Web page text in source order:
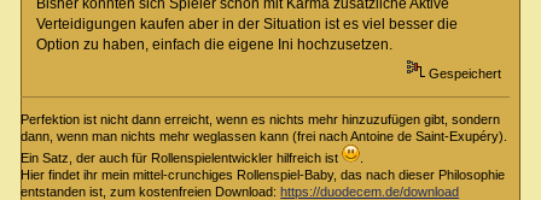
Bisher konnten sich Spieler schon mit Karma zusätzliche Aktive
Verteidigungen kaufen aber in der Situation ist es viel besser die
Option zu haben, einfach die eigene Ini hochzusetzen.
Gespeichert
Perfektion ist nicht dann erreicht, wenn es nichts mehr hinzuzufügen gibt, sondern
dann, wenn man nichts mehr weglassen kann (frei nach Antoine de Saint-Exupéry).
Ein Satz, der auch für Rollenspielentwickler hilfreich ist
Hier findet ihr mein mittel-crunchiges Rollenspiel-Baby, das nach dieser Philosophie
entstanden ist, zum kostenfreien Download:https://duodecem.de/download